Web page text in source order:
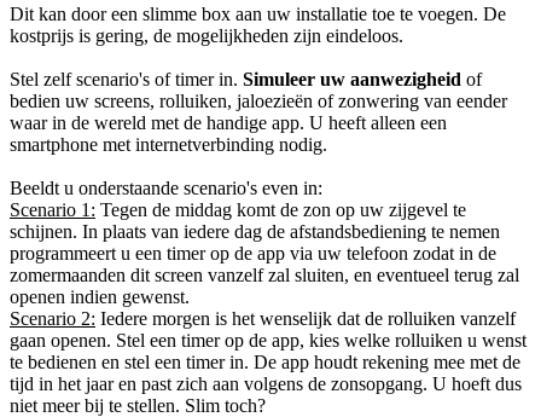
Dit kan door een slimme box aan uw installatie toe te voegen. De
kostprijs is gering, de mogelijkheden zijn eindeloos.
Stel zelf scenario's of timer in. Simuleer uw aanwezigheid of
bedien uw screens, rolluiken, jaloezieën of zonwering van eender
waar in de wereld met de handige app. U heeft alleen een
smartphone met internetverbinding nodig.
Beeldt u onderstaande scenario's even in:
Scenario 1: Tegen de middag komt de zon op uw zijgevel te
schijnen. In plaats van iedere dag de afstandsbediening te nemen
programmeert u een timer op de app via uw telefoon zodat in de
zomermaanden dit screen vanzelf zal sluiten, en eventueel terug zal
openen indien gewenst.
Scenario 2: Iedere morgen is het wenselijk dat de rolluiken vanzelf
gaan openen. Stel een timer op de app, kies welke rolluiken u wenst
te bedienen en stel een timer in. De app houdt rekening mee met de
tijd in het jaar en past zich aan volgens de zonsopgang. U hoeft dus
niet meer bij te stellen. Slim toch?